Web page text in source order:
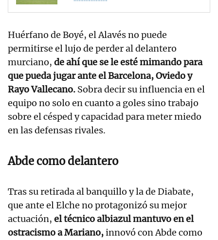
Huérfano de Boyé, el Alavés no puede
permitirse el lujo de perder al delantero
murciano, de ahí que se le esté mimando para
que pueda jugar ante el Barcelona, Oviedo y
Rayo Vallecano. Sobra decir su influencia en el
equipo no solo en cuanto a goles sino trabajo
sobre el césped y capacidad para meter miedo
en las defensas rivales.
Abde como delantero
Tras su retirada al banquillo y la de Diabate,
que ante el Elche no protagonizó su mejor
actuación, el técnico albiazul mantuvo en el
ostracismo a Mariano,innovó con Abde como